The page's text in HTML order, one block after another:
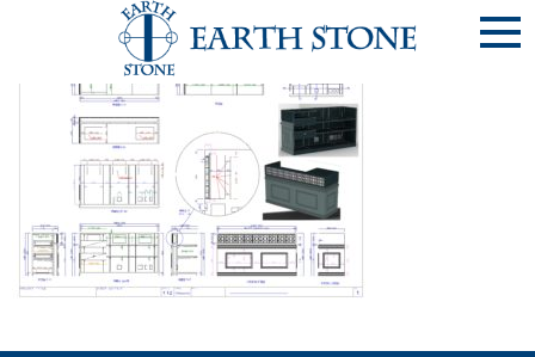
《大阪市天王寺区 店舗》[1]ﾚｼﾞｶｳﾝﾀｰ_ページ_2